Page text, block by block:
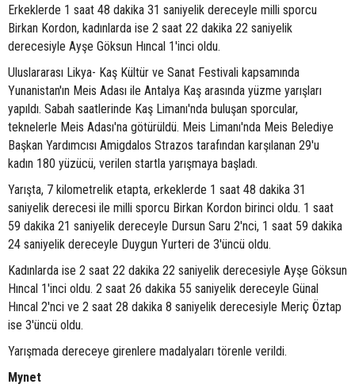
Erkeklerde 1 saat 48 dakika 31 saniyelik dereceyle milli sporcu
Birkan Kordon, kadınlarda ise 2 saat 22 dakika 22 saniyelik
derecesiyle Ayşe Göksun Hıncal 1'inci oldu.
Uluslararası Likya- Kaş Kültür ve Sanat Festivali kapsamında
Yunanistan'ın Meis Adası ile Antalya Kaş arasında yüzme yarışları
yapıldı. Sabah saatlerinde Kaş Limanı'nda buluşan sporcular,
teknelerle Meis Adası'na götürüldü. Meis Limanı'nda Meis Belediye
Başkan Yardımcısı Amigdalos Strazos tarafından karşılanan 29'u
kadın 180 yüzücü, verilen startla yarışmaya başladı.
Yarışta, 7 kilometrelik etapta, erkeklerde 1 saat 48 dakika 31
saniyelik derecesi ile milli sporcu Birkan Kordon birinci oldu. 1 saat
59 dakika 21 saniyelik dereceyle Dursun Saru 2'nci, 1 saat 59 dakika
24 saniyelik dereceyle Duygun Yurteri de 3'üncü oldu.
Kadınlarda ise 2 saat 22 dakika 22 saniyelik derecesiyle Ayşe Göksun
Hıncal 1'inci oldu. 2 saat 26 dakika 55 saniyelik dereceyle Günal
Hıncal 2'nci ve 2 saat 28 dakika 8 saniyelik derecesiyle Meriç Öztap
ise 3'üncü oldu.
Yarışmada dereceye girenlere madalyaları törenle verildi.
Mynet